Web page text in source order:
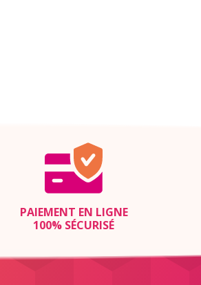
PAIEMENT EN LIGNE
100% SÉCURISÉ